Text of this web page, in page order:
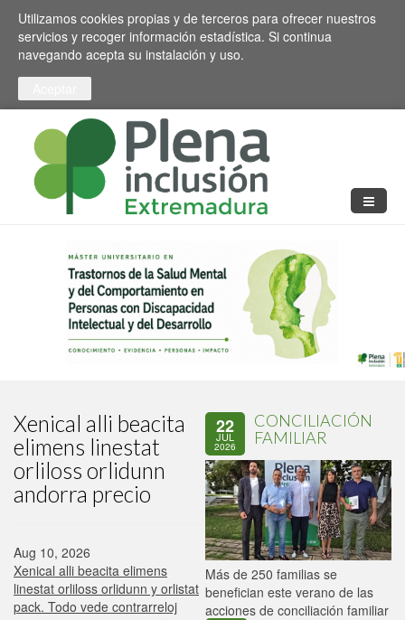
Pasar al contenido principal
Toggle high contrast
Utilizamos cookies propias y de terceros para ofrecer nuestros
servicios y recoger información estadística. Si continua
navegando acepta su instalación y uso.
Xenical alli beacita
elimens linestat
orliloss orlidunn
andorra precio
Aug 10, 2026
Xenical alli beacita elimens
linestat orliloss orlidunn y orlistat
pack. Todo vede contrarreloj
22
JUL
2026
CONCILIACIÓN
FAMILIAR
Más de 250 familias se
benefician este verano de las
acciones de conciliación familiar